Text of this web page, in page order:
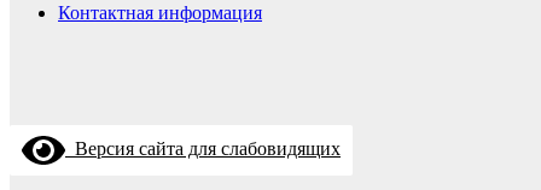
Контактная информация
Версия сайта для слабовидящих